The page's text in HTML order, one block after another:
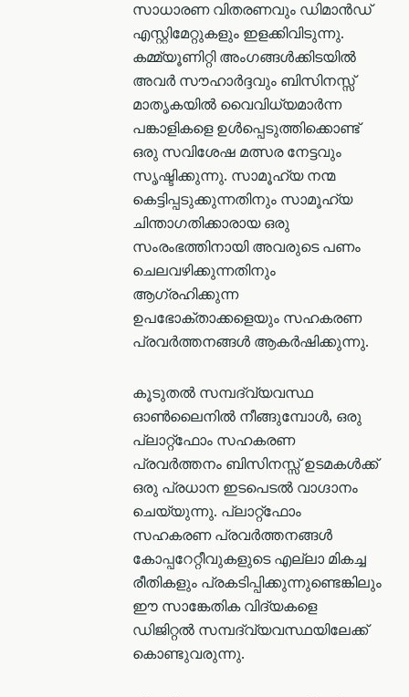
സാധാരണ വിതരണവും ഡിമാൻഡ്
എസ്റ്റിമേറ്റുകളും ഇളക്കിവിടുന്നു.
കമ്മ്യൂണിറ്റി അംഗങ്ങൾക്കിടയിൽ
അവർ സൗഹാർദ്ദവും ബിസിനസ്സ്
മാതൃകയിൽ വൈവിധ്യമാർന്ന
പങ്കാളികളെ ഉൾപ്പെടുത്തിക്കൊണ്ട്
ഒരു സവിശേഷ മത്സര നേട്ടവും
സൃഷ്ടിക്കുന്നു. സാമൂഹ്യ നന്മ
കെട്ടിപ്പടുക്കുന്നതിനും സാമൂഹ്യ
ചിന്താഗതിക്കാരായ ഒരു
സംരംഭത്തിനായി അവരുടെ പണം
ചെലവഴിക്കുന്നതിനും
ആഗ്രഹിക്കുന്ന
ഉപഭോക്താക്കളെയും സഹകരണ
പ്രവര്‍ത്തനങ്ങള്‍ ആകർഷിക്കുന്നു.
കൂടുതൽ സമ്പദ്‌വ്യവസ്ഥ
ഓൺ‌ലൈനിൽ നീങ്ങുമ്പോൾ, ഒരു
പ്ലാറ്റ്ഫോം സഹകരണ
പ്രവര്‍ത്തനം ബിസിനസ്സ് ഉടമകൾക്ക്
ഒരു പ്രധാന ഇടപെടൽ വാഗ്ദാനം
ചെയ്യുന്നു. പ്ലാറ്റ്ഫോം
സഹകരണ പ്രവര്‍ത്തനങ്ങള്‍
കോപ്പറേറ്റീവുകളുടെ എല്ലാ മികച്ച
രീതികളും പ്രകടിപ്പിക്കുന്നുണ്ടെങ്കിലും
ഈ സാങ്കേതിക വിദ്യകളെ
ഡിജിറ്റൽ സമ്പദ്‌വ്യവസ്ഥയിലേക്ക്
കൊണ്ടുവരുന്നു.